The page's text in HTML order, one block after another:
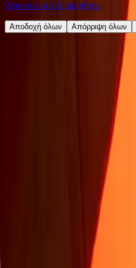
Ανακοίνωση Απορρήτου .
Αποδοχή όλων Απόρριψη όλων